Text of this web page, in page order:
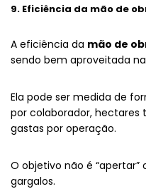
9. Eficiência da mão de
A eficiência da mão de
sendo bem aproveitada
Ela pode ser medida de
por colaborador, hectares
gastas por operação.
O objetivo não é
gargalos.